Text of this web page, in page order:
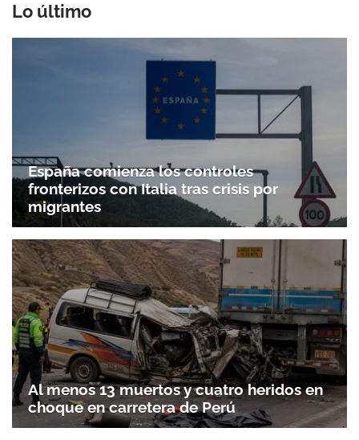
Lo último
España comienza los controles
fronterizos con Italia tras crisis por
migrantes
Al menos 13 muertos y cuatro heridos en
choque en carretera de Perú